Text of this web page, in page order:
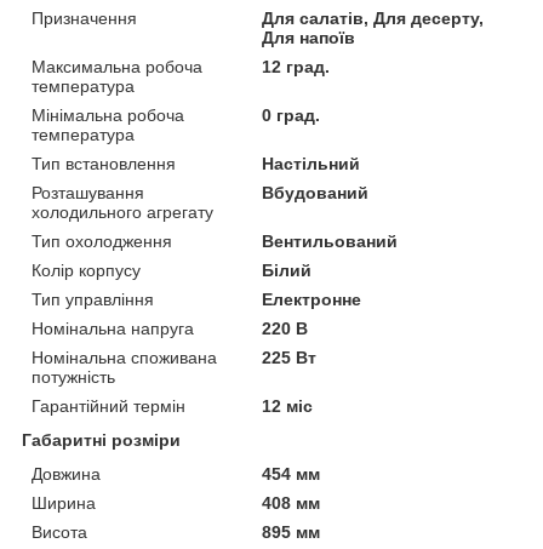
Призначення
Для салатів, Для десерту,
Для напоїв
Максимальна робоча
температура
12 град.
Мінімальна робоча
температура
0 град.
Тип встановлення
Настільний
Розташування
холодильного агрегату
Вбудований
Тип охолодження
Вентильований
Колір корпусу
Білий
Тип управління
Електронне
Номінальна напруга
220 В
Номінальна споживана
потужність
225 Вт
Гарантійний термін
12 міс
Габаритні розміри
Довжина
454 мм
Ширина
408 мм
Висота
895 мм